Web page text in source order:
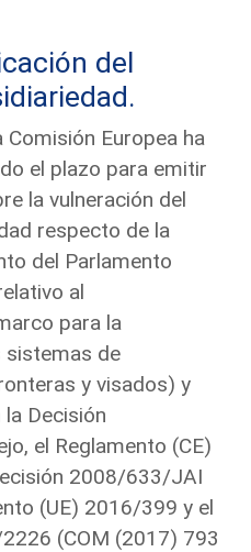
del
Europea ha
el plazo para emitir
la vulneración del
respecto de la
del Parlamento
al
para la
sistemas de
y visados) y
Decisión
el Reglamento (CE)
2008/633/JAI
(UE) 2016/399 y el
(COM (2017) 793